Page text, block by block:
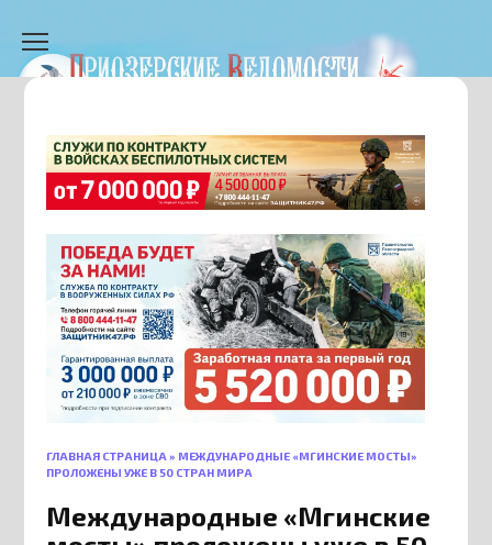
содержанию
ГЛАВНАЯ СТРАНИЦА » МЕЖДУНАРОДНЫЕ «МГИНСКИЕ МОСТЫ»
ПРОЛОЖЕНЫ УЖЕ В 50 СТРАН МИРА
Международные «Мгинские